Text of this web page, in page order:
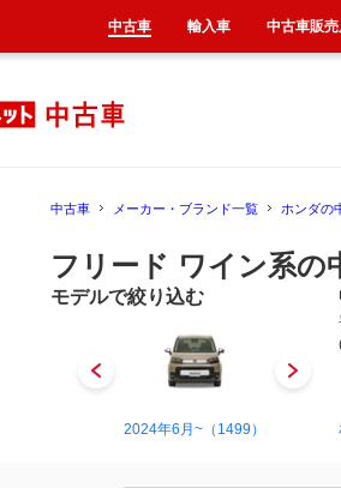
中古車 メーカー・ブランド一覧 ホンダの
フリード ワイン系の
モデルで絞り込む
2024年6月~（1499）
中古車 輸入車 中古車販